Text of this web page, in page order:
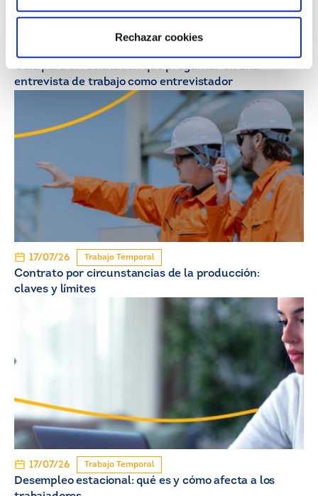
Rechazar cookies
Guía para el reclutador: qué preguntar en una
entrevista de trabajo como entrevistador
17/07/26 Trabajo Temporal
Contrato por circunstancias de la producción:
claves y límites
17/07/26 Trabajo Temporal
Desempleo estacional: qué es y cómo afecta a los